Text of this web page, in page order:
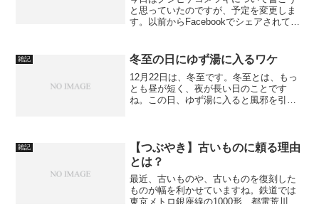
と思っていたのですが、予定を変更しま
す。以前からFacebookでシェアされてい
ったので、まったく知らない場所でもな
いので、書かせても...
雑記 冬至の日にゆず湯に入るワケ
12月22日は、冬至です。冬至とは、もっ
とも昼が短く、夜が長い日のことです
ね。この日、ゆず湯に入ると風邪を引か
雑記
【つぶやき】古いものに頼る理由
とは？
最近、古いものや、古いものを復刻した
ものが幅を利かせていますね。鉄道では
東京メトロ銀座線の1000形、都電荒川線